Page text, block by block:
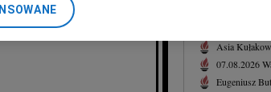
Asia
07.08.2026
Eugeniusz
przetwarzać dane osobowe w następujących
skanowanie charakterystyki urządzenia do celów
do nich. Spersonalizowane reklamy i treści,